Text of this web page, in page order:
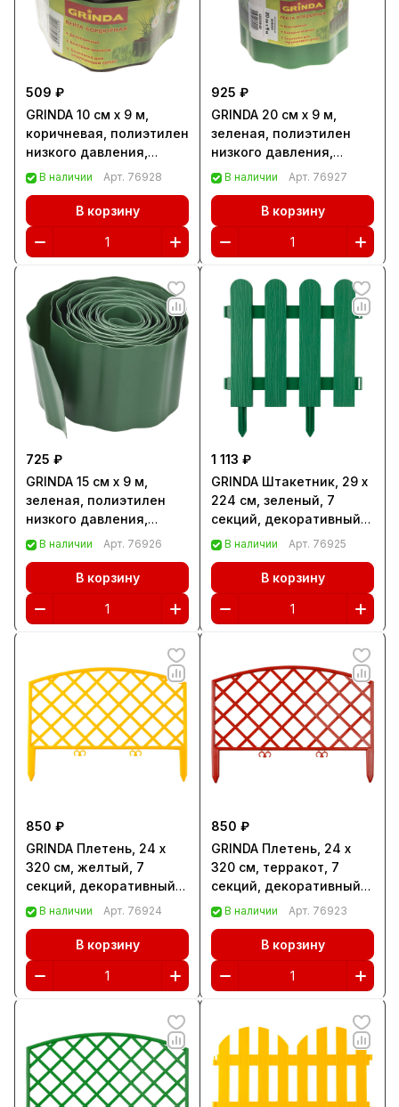
509 ₽
GRINDA 10 см х 9 м,
коричневая, полиэтилен
низкого давления,
бордюрная лента
В наличии Арт. 76928
В корзину
925 ₽
GRINDA 20 см х 9 м,
зеленая, полиэтилен
низкого давления,
бордюрная лента
В наличии Арт. 76927
В корзину
725 ₽
GRINDA 15 см х 9 м,
зеленая, полиэтилен
низкого давления,
бордюрная лента
В наличии Арт. 76926
В корзину
1 113 ₽
GRINDA Штакетник, 29 х
224 см, зеленый, 7
секций, декоративный
забор (422209-G)
В наличии Арт. 76925
В корзину
850 ₽
GRINDA Плетень, 24 х
320 см, желтый, 7
секций, декоративный
забор (422207-Y)
В наличии Арт. 76924
В корзину
850 ₽
GRINDA Плетень, 24 х
320 см, терракот, 7
секций, декоративный
забор (422207-T)
В наличии Арт. 76923
В корзину